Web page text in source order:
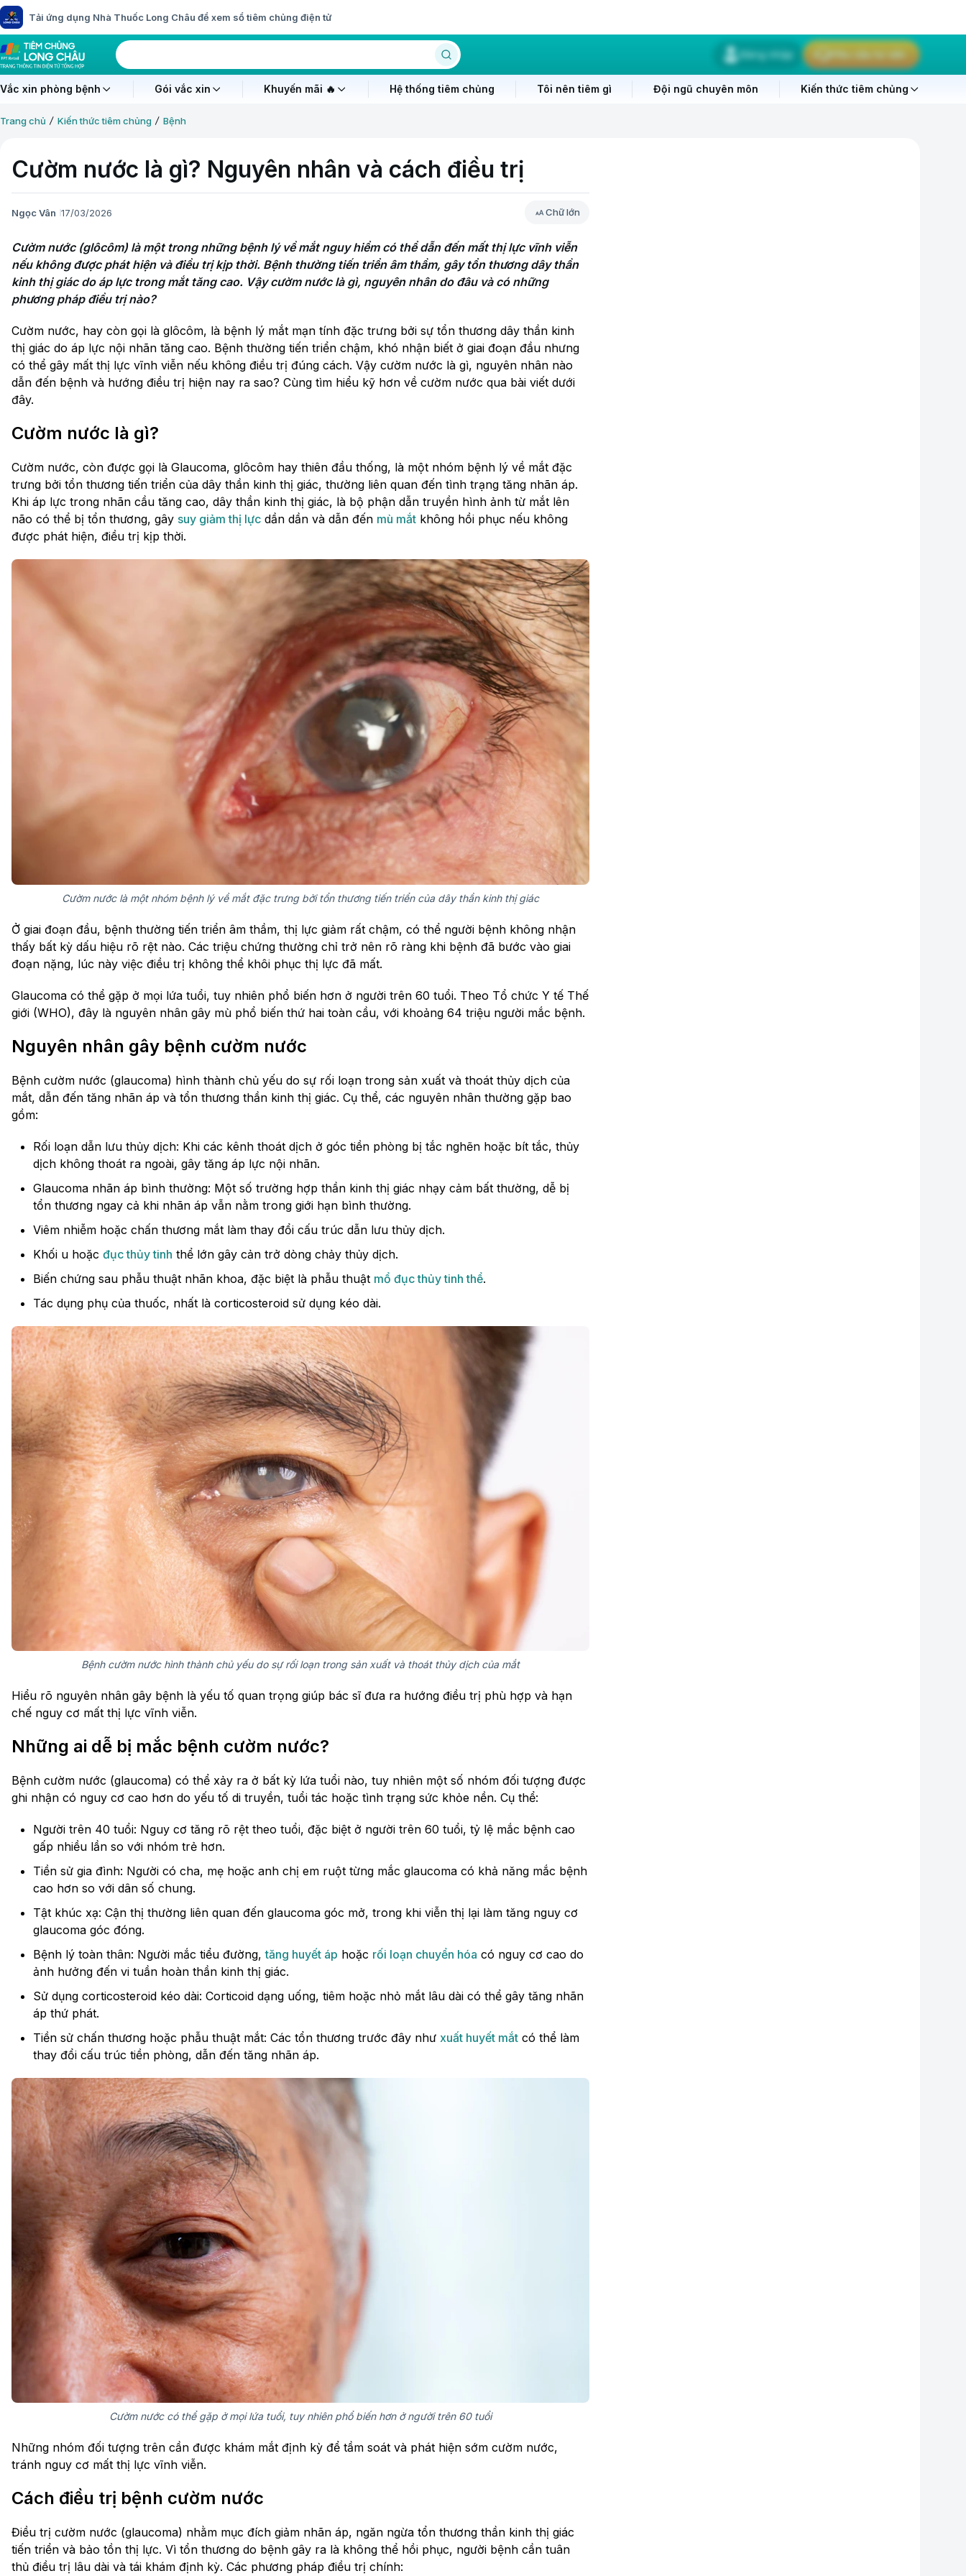
Tải ứng dụng Nhà Thuốc Long Châu để xem sổ tiêm chủng điện tử
Đăng nhập Yêu cầu tư vấn
Vắc xin phòng bệnh Gói vắc xin Khuyến mãi 🔥 Hệ thống tiêm chủng Tôi nên tiêm gì Đội ngũ chuyên môn Kiến thức tiêm chủng
Trang chủ Kiến thức tiêm chủng Bệnh
Cườm nước là gì? Nguyên nhân và cách điều trị
Ngọc Vân 17/03/2026 Chữ lớn
Cườm nước (glôcôm) là một trong những bệnh lý về mắt nguy hiểm có thể dẫn đến mất thị lực vĩnh viễn
nếu không được phát hiện và điều trị kịp thời. Bệnh thường tiến triển âm thầm, gây tổn thương dây thần
kinh thị giác do áp lực trong mắt tăng cao. Vậy cườm nước là gì, nguyên nhân do đâu và có những
phương pháp điều trị nào?
Cườm nước, hay còn gọi là glôcôm, là bệnh lý mắt mạn tính đặc trưng bởi sự tổn thương dây thần kinh
thị giác do áp lực nội nhãn tăng cao. Bệnh thường tiến triển chậm, khó nhận biết ở giai đoạn đầu nhưng
có thể gây mất thị lực vĩnh viễn nếu không điều trị đúng cách. Vậy cườm nước là gì, nguyên nhân nào
dẫn đến bệnh và hướng điều trị hiện nay ra sao? Cùng tìm hiểu kỹ hơn về cườm nước qua bài viết dưới
đây.
Cườm nước là gì?
Cườm nước, còn được gọi là Glaucoma, glôcôm hay thiên đầu thống, là một nhóm bệnh lý về mắt đặc
trưng bởi tổn thương tiến triển của dây thần kinh thị giác, thường liên quan đến tình trạng tăng nhãn áp.
Khi áp lực trong nhãn cầu tăng cao, dây thần kinh thị giác, là bộ phận dẫn truyền hình ảnh từ mắt lên
não có thể bị tổn thương, gây suy giảm thị lực dần dần và dẫn đến mù mắt không hồi phục nếu không
được phát hiện, điều trị kịp thời.
Cườm nước là một nhóm bệnh lý về mắt đặc trưng bởi tổn thương tiến triển của dây thần kinh thị giác
Ở giai đoạn đầu, bệnh thường tiến triển âm thầm, thị lực giảm rất chậm, có thể người bệnh không nhận
thấy bất kỳ dấu hiệu rõ rệt nào. Các triệu chứng thường chỉ trở nên rõ ràng khi bệnh đã bước vào giai
đoạn nặng, lúc này việc điều trị không thể khôi phục thị lực đã mất.
Glaucoma có thể gặp ở mọi lứa tuổi, tuy nhiên phổ biến hơn ở người trên 60 tuổi. Theo Tổ chức Y tế Thế
giới (WHO), đây là nguyên nhân gây mù phổ biến thứ hai toàn cầu, với khoảng 64 triệu người mắc bệnh.
Nguyên nhân gây bệnh cườm nước
Bệnh cườm nước (glaucoma) hình thành chủ yếu do sự rối loạn trong sản xuất và thoát thủy dịch của
mắt, dẫn đến tăng nhãn áp và tổn thương thần kinh thị giác. Cụ thể, các nguyên nhân thường gặp bao
gồm:
Rối loạn dẫn lưu thủy dịch: Khi các kênh thoát dịch ở góc tiền phòng bị tắc nghẽn hoặc bít tắc, thủy
dịch không thoát ra ngoài, gây tăng áp lực nội nhãn.
Glaucoma nhãn áp bình thường: Một số trường hợp thần kinh thị giác nhạy cảm bất thường, dễ bị
tổn thương ngay cả khi nhãn áp vẫn nằm trong giới hạn bình thường.
Viêm nhiễm hoặc chấn thương mắt làm thay đổi cấu trúc dẫn lưu thủy dịch.
Khối u hoặc đục thủy tinh thể lớn gây cản trở dòng chảy thủy dịch.
Biến chứng sau phẫu thuật nhãn khoa, đặc biệt là phẫu thuật mổ đục thủy tinh thể.
Tác dụng phụ của thuốc, nhất là corticosteroid sử dụng kéo dài.
Bệnh cườm nước hình thành chủ yếu do sự rối loạn trong sản xuất và thoát thủy dịch của mắt
Hiểu rõ nguyên nhân gây bệnh là yếu tố quan trọng giúp bác sĩ đưa ra hướng điều trị phù hợp và hạn
chế nguy cơ mất thị lực vĩnh viễn.
Những ai dễ bị mắc bệnh cườm nước?
Bệnh cườm nước (glaucoma) có thể xảy ra ở bất kỳ lứa tuổi nào, tuy nhiên một số nhóm đối tượng được
ghi nhận có nguy cơ cao hơn do yếu tố di truyền, tuổi tác hoặc tình trạng sức khỏe nền. Cụ thể:
Người trên 40 tuổi: Nguy cơ tăng rõ rệt theo tuổi, đặc biệt ở người trên 60 tuổi, tỷ lệ mắc bệnh cao
gấp nhiều lần so với nhóm trẻ hơn.
Tiền sử gia đình: Người có cha, mẹ hoặc anh chị em ruột từng mắc glaucoma có khả năng mắc bệnh
cao hơn so với dân số chung.
Tật khúc xạ: Cận thị thường liên quan đến glaucoma góc mở, trong khi viễn thị lại làm tăng nguy cơ
glaucoma góc đóng.
Bệnh lý toàn thân: Người mắc tiểu đường,tăng huyết áp hoặc rối loạn chuyển hóa có nguy cơ cao do
ảnh hưởng đến vi tuần hoàn thần kinh thị giác.
Sử dụng corticosteroid kéo dài: Corticoid dạng uống, tiêm hoặc nhỏ mắt lâu dài có thể gây tăng nhãn
áp thứ phát.
Tiền sử chấn thương hoặc phẫu thuật mắt: Các tổn thương trước đây như xuất huyết mắt có thể làm
thay đổi cấu trúc tiền phòng, dẫn đến tăng nhãn áp.
Cườm nước có thể gặp ở mọi lứa tuổi, tuy nhiên phổ biến hơn ở người trên 60 tuổi
Những nhóm đối tượng trên cần được khám mắt định kỳ để tầm soát và phát hiện sớm cườm nước,
tránh nguy cơ mất thị lực vĩnh viễn.
Cách điều trị bệnh cườm nước
Điều trị cườm nước (glaucoma) nhằm mục đích giảm nhãn áp, ngăn ngừa tổn thương thần kinh thị giác
tiến triển và bảo tồn thị lực. Vì tổn thương do bệnh gây ra là không thể hồi phục, người bệnh cần tuân
thủ điều trị lâu dài và tái khám định kỳ. Các phương pháp điều trị chính: